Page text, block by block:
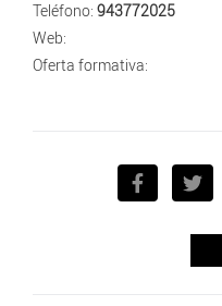
Teléfono: 943772025
Web:
Oferta formativa: